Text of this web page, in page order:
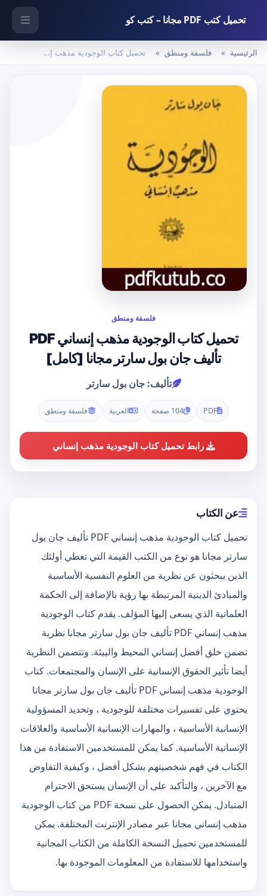
تحميل كتب PDF مجانا – كتب كو
الرئيسية فلسفة ومنطق تحميل كتاب الوجودية مذهب إنساني PDF تأليف جان بول سارتر مجانا [كامل]
فلسفة ومنطق
تحميل كتاب الوجودية مذهب إنساني PDF
تأليف جان بول سارتر مجانا [كامل]
تأليف: جان بول سارتر
PDF 104 صفحة العربية فلسفة ومنطق
رابط تحميل كتاب الوجودية مذهب إنساني
عن الكتاب
تحميل كتاب الوجودية مذهب إنساني PDF تأليف جان بول
سارتر مجانا هو نوع من الكتب القيمة التي تعطي أولئك
الذين يبحثون عن نظرية من العلوم النفسية الأساسية
والمبادئ الدينية المرتبطة بها رؤية بالإضافة إلى الحكمة
العلمانية الذي يسعى إليها المؤلف. يقدم كتاب الوجودية
مذهب إنساني PDF تأليف جان بول سارتر مجانا نظرية
تضمن خلق أفضل إنساني المحيط والبيئة. وتتضمن النظرية
أيضا تأثير الحقوق الإنسانية على الإنسان والمجتمعات. كتاب
الوجودية مذهب إنساني PDF تأليف جان بول سارتر مجانا
يحتوي على تفسيرات مختلفة للوجودية ، وتحديد المسؤولية
الإنسانية الأساسية ، والمهارات الإنسانية الأساسية والعلاقات
الإنسانية الأساسية. كما يمكن للمستخدمين الاستفادة من هذا
الكتاب في فهم شخصيتهم بشكل أفضل ، وكيفية التفاوض
مع الآخرين ، والتأكيد على أن الإنسان يستحق الاحترام
المتبادل. يمكن الحصول على نسخة PDF من كتاب الوجودية
مذهب إنساني مجانا عبر مصادر الإنترنت المختلفة. يمكن
للمستخدمين تحميل النسخة الكاملة من الكتاب المجانية
واستخدامها للاستفادة من المعلومات الموجودة بها.